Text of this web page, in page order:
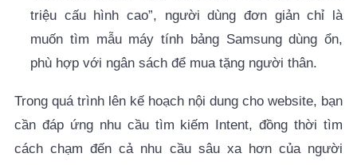
triệu cấu hình cao”, người dùng đơn giản chỉ là
muốn tìm mẫu máy tính bảng Samsung dùng ổn,
phù hợp với ngân sách để mua tặng người thân.
Trong quá trình lên kế hoạch nội dung cho website, bạn
cần đáp ứng nhu cầu tìm kiếm Intent, đồng thời tìm
cách chạm đến cả nhu cầu sâu xa hơn của người